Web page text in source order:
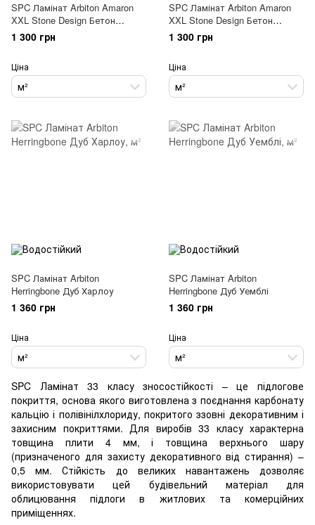
SPC Ламінат Arbiton Amaron
XXL Stone Design Бетон
Бейкер
1 300 грн
Ціна
м²
SPC Ламінат Arbiton Amaron
XXL Stone Design Бетон
Гамбург
1 300 грн
Ціна
м²
SPC Ламінат Arbiton
Herringbone Дуб Харлоу
1 360 грн
Ціна
м²
SPC Ламінат Arbiton
Herringbone Дуб Уемблі
1 360 грн
Ціна
м²
SPC Ламінат 33 класу зносостійкості – це підлогове
покриття, основа якого виготовлена з поєднання карбонату
кальцію і полівінілхлориду, покритого ззовні декоративним і
захисним покриттями. Для виробів 33 класу характерна
товщина плити 4 мм, і товщина верхнього шару
(призначеного для захисту декоративного від стирання) –
0,5 мм. Стійкість до великих навантажень дозволяє
використовувати цей будівельний матеріал для
облицювання підлоги в житлових та комерційних
приміщеннях.